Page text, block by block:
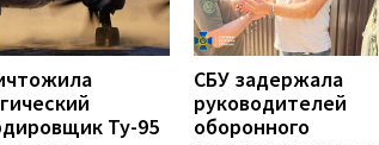
Ту-95
СБУ задержала
руководителей
оборонного